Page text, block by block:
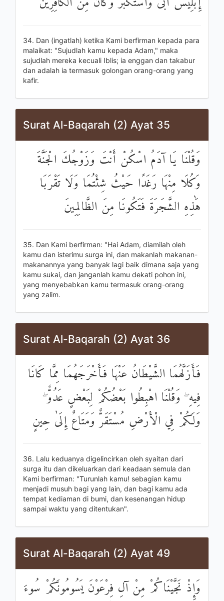
34. Dan (ingatlah) ketika Kami berfirman kepada para
malaikat: "Sujudlah kamu kepada Adam," maka
sujudlah mereka kecuali Iblis; ia enggan dan takabur
dan adalah ia termasuk golongan orang-orang yang
kafir.
Surat Al-Baqarah (2) Ayat 35
وَقُلْنَا يَا آدَمُ اسْكُنْ أَنْتَ وَزَوْجُكَ الْجَنَّةَ
وَكُلَا مِنْهَا رَغَدًا حَيْثُ شِئْتُمَا وَلَا تَقْرَبَا
هَٰذِهِ الشَّجَرَةَ فَتَكُونَا مِنَ الظَّالِمِينَ
35. Dan Kami berfirman: "Hai Adam, diamilah oleh
kamu dan isterimu surga ini, dan makanlah makanan-
makanannya yang banyak lagi baik dimana saja yang
kamu sukai, dan janganlah kamu dekati pohon ini,
yang menyebabkan kamu termasuk orang-orang
yang zalim.
Surat Al-Baqarah (2) Ayat 36
فَأَزَلَّهُمَا الشَّيْطَانُ عَنْهَا فَأَخْرَجَهُمَا مِمَّا كَانَا
فِيهِ ۖ وَقُلْنَا اهْبِطُوا بَعْضُكُمْ لِبَعْضٍ عَدُوٌّ ۖ
وَلَكُمْ فِي الْأَرْضِ مُسْتَقَرٌّ وَمَتَاعٌ إِلَىٰ حِينٍ
36. Lalu keduanya digelincirkan oleh syaitan dari
surga itu dan dikeluarkan dari keadaan semula dan
Kami berfirman: "Turunlah kamu! sebagian kamu
menjadi musuh bagi yang lain, dan bagi kamu ada
tempat kediaman di bumi, dan kesenangan hidup
sampai waktu yang ditentukan".
Surat Al-Baqarah (2) Ayat 49
وَإِذْ نَجَّيْنَاكُمْ مِنْ آلِ فِرْعَوْنَ يَسُومُونَكُمْ سُوءَ